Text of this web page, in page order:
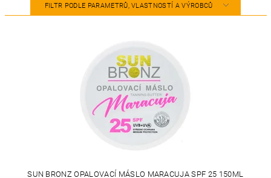
FILTR PODLE PARAMETRŮ, VLASTNOSTÍ A VÝROBCŮ
SUN BRONZ OPALOVACÍ MÁSLO MARACUJA SPF 25 150ML